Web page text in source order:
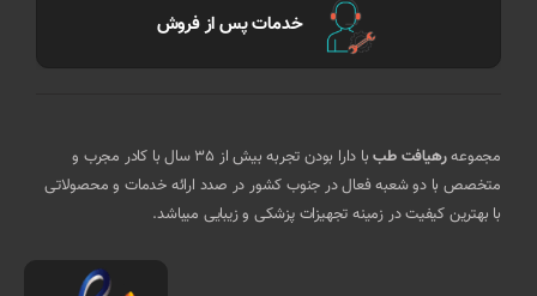
خدمات پس از فروش
مجموعهرهیافت طب
با دارا بودن تجربه بیش از 35 سال با کادر مجرب و
متخصص با دو شعبه فعال در جنوب کشور در صدد ارائه خدمات و محصولاتی
با بهترین کیفیت در زمینه تجهیزات پزشکی و زیبایی میباشد.